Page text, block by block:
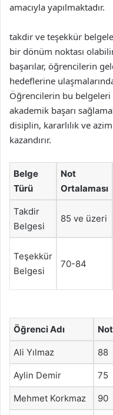
amacıyla yapılmaktadır.
takdir ve teşekkür
bir dönüm noktası
başarılar, öğrencilerin
hedeflerine
Öğrencilerin bu belgeleri
akademik başarı
disiplin, kararlılık ve
kazandırır.
Belge
Türü
Not
Ortalaması
Takdir
Belgesi
85 ve üzeri
Teşekkür
Belgesi
70-84
Öğrenci Adı
Ali Yılmaz 88
Aylin Demir 75
Mehmet Korkmaz 90